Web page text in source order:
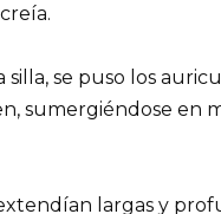
silla, se puso los
sumergiéndose en
extendían largas y